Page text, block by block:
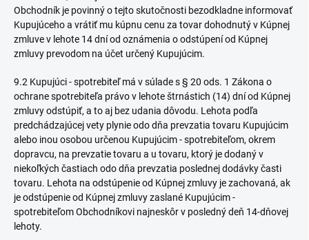
Obchodník je povinný o tejto skutočnosti bezodkladne informovať
Kupujúceho a vrátiť mu kúpnu cenu za tovar dohodnutý v Kúpnej
zmluve v lehote 14 dní od oznámenia o odstúpení od Kúpnej
zmluvy prevodom na účet určený Kupujúcim.
9.2 Kupujúci - spotrebiteľ má v súlade s § 20 ods. 1 Zákona o
ochrane spotrebiteľa právo v lehote štrnástich (14) dní od Kúpnej
zmluvy odstúpiť, a to aj bez udania dôvodu. Lehota podľa
predchádzajúcej vety plynie odo dňa prevzatia tovaru Kupujúcim
alebo inou osobou určenou Kupujúcim - spotrebiteľom, okrem
dopravcu, na prevzatie tovaru a u tovaru, ktorý je dodaný v
niekoľkých častiach odo dňa prevzatia poslednej dodávky časti
tovaru. Lehota na odstúpenie od Kúpnej zmluvy je zachovaná, ak
je odstúpenie od Kúpnej zmluvy zaslané Kupujúcim -
spotrebiteľom Obchodníkovi najneskôr v posledný deň 14-dňovej
lehoty.